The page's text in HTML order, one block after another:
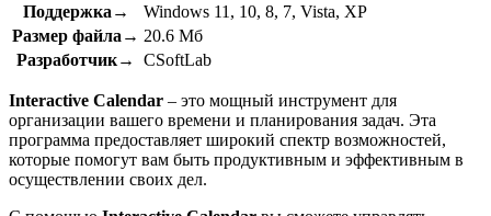
Поддержка→
Windows 11, 10, 8, 7, Vista, XP
Размер файла→ 20.6 Мб
Разработчик→
CSoftLab
Interactive Calendar – это мощный инструмент для
организации вашего времени и планирования задач. Эта
программа предоставляет широкий спектр возможностей,
которые помогут вам быть продуктивным и эффективным в
осуществлении своих дел.